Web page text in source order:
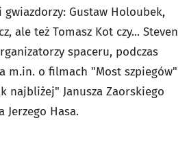
Gustaw Holoubek,
ale też Tomasz Kot czy... Steven
spaceru, podczas
m.in. o filmach "Most szpiegów"
najbliżej" Janusza Zaorskiego
Jerzego Hasa.